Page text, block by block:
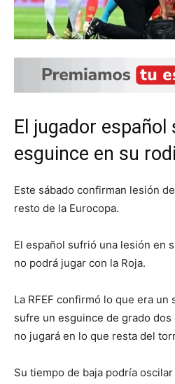
El jugador español
esguince en su
Este sábado confirman lesión
resto de la Eurocopa.
El español sufrió una lesión en
no podrá jugar con la Roja.
La RFEF confirmó lo que era un
sufre un esguince de grado
no jugará en lo que resta del
Su tiempo de baja podría